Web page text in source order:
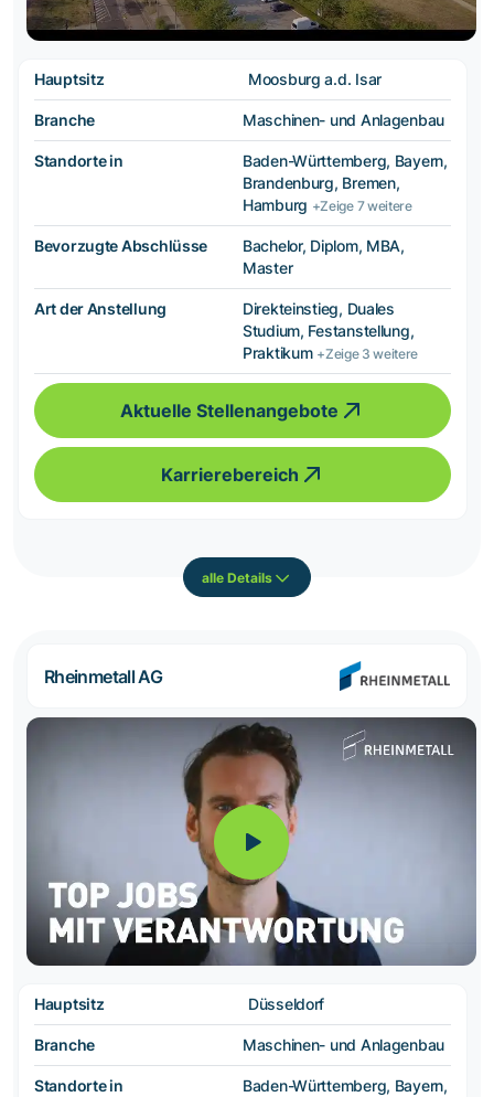
Hauptsitz Moosburg a.d. Isar
Branche Maschinen- und Anlagenbau
Standorte in
Baden-Württemberg, Bayern,
Brandenburg, Bremen,
Hamburg +Zeige 7 weitere
Bevorzugte Abschlüsse
Bachelor, Diplom, MBA,
Master
Art der Anstellung
Direkteinstieg, Duales
Studium, Festanstellung,
Praktikum +Zeige 3 weitere
Aktuelle Stellenangebote
Karrierebereich
alle Details
Rheinmetall AG
Hauptsitz Düsseldorf
Branche Maschinen- und Anlagenbau
Standorte in
Baden-Württemberg, Bayern,